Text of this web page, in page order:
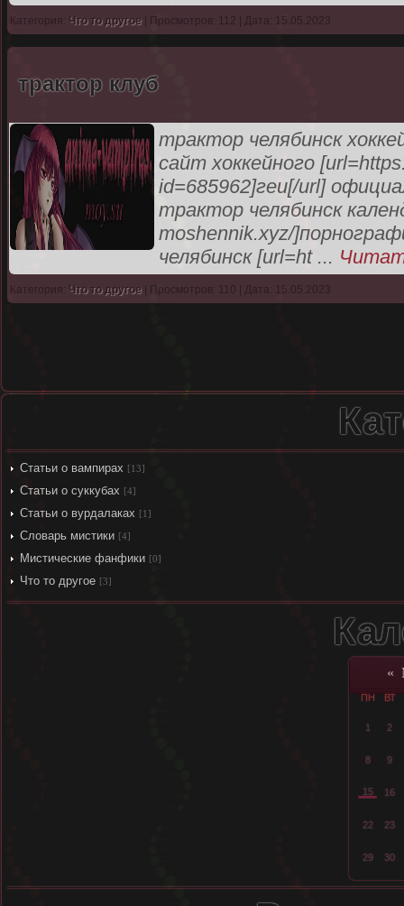
Категория: Что то другое | Просмотров: 112 | Дата: 15.05.2023
трактор клуб
трактор челябинск
сайт хоккейного
id=685962]геи[/url]
трактор челябинск
moshennik.xyz/
челябинск [url=ht ...
Категория: Что то другое | Просмотров: 110 | Дата: 15.05.2023
Статьи о вампирах [13]
Статьи о суккубах [4]
Статьи о вурдалаках [1]
Словарь мистики [4]
Мистические фанфики [0]
Что то другое [3]
«
ПН ВТ
1 2
8 9
15 16
22 23
29 30